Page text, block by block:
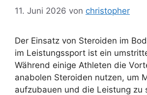
11. Juni 2026 von christopher
Der Einsatz von Steroiden im
im Leistungssport ist ein
Während einige Athleten die
anabolen Steroiden nutzen, um
aufzubauen und die Leistung zu